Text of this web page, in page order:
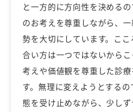
と一方的に方向性を決める
のお考えを尊重しながら、
勢を大切にしています。こ
合い方は一つではないから
考えや価値観を尊重した診
す。無理に変えようとする
態を受け止めながら、少し